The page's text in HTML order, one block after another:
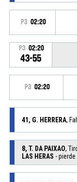
P3 02:20
P3 02:20
43-55
P3 02:20
41, G. HERRERA,
8, T. DA PAIXAO,
LAS HERAS - pierde